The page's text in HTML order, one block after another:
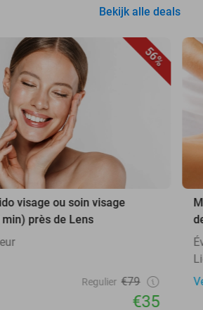
Bekijk alle deals
56%
visage ou soin visage
près de Lens
Regulier €79
€35